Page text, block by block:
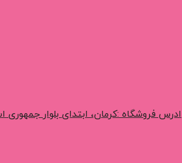
ادرس فروشگاه :کرمان، ابتدای بلوار